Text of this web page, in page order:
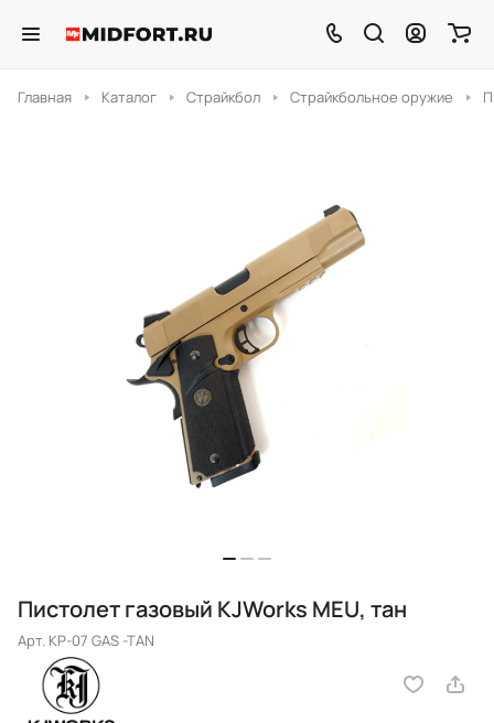
Главная Каталог Страйкбол Страйкбольное оружие
Пистолет газовый KJWorks MEU, тан
Арт. KP-07 GAS -TAN